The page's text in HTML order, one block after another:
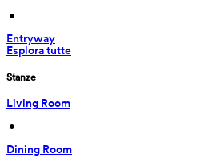
•
Entryway
Esplora tutte
Stanze
Living Room
•
Dining Room